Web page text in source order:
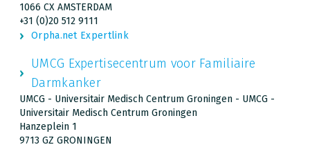
1066 CX AMSTERDAM
+31 (0)20 512 9111
Orpha.net Expertlink
UMCG Expertisecentrum voor Familiaire
Darmkanker
UMCG - Universitair Medisch Centrum Groningen - UMCG -
Universitair Medisch Centrum Groningen
Hanzeplein 1
9713 GZ GRONINGEN